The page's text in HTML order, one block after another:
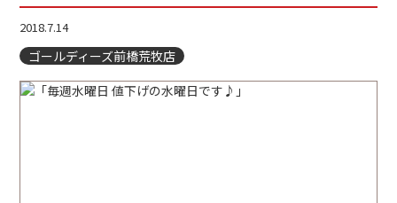
2018.7.14
ゴールディーズ前橋荒牧店